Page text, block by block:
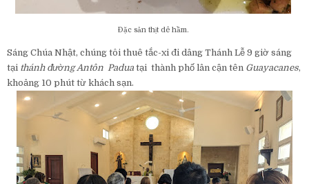
Đặc sản thịt dê hầm.
Sáng Chúa Nhật, chúng tôi thuê tắc-xi đi dâng Thánh Lễ 9 giờ sáng
tại thánh đường Antôn Padua tại thành phố lân cận tên Guayacanes,
khoảng 10 phút từ khách sạn.